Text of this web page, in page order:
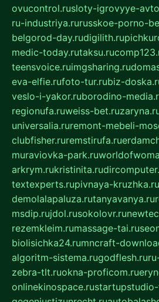
ovucontrol.rusloty-igrovyye-
ru-industriya.rurusskoe-porno-
belgorod-day.rudigilith.ru
medic-today.rutaksu.ru
teensvoice.ruimgsharing.ru
eva-elfie.rufoto-tur.rubiz-
veslo-i-yakor.ruborodino-
regionufa.ruweiss-bet.ru
universalia.ruremont-mebeli-
clubfisher.ruremstirufa.ru
muraviovka-park.ru
arkrym.rukristinita.ru
textexperts.rupivnaya-kruzhka.ru
demolalapaluza.rutanyavanya.ru
msdip.rujdol.rusokolovr.ru
rezemkleim.rumassage-tai.ru
biolisichka24.rumncraft-
algoritm-sistema.rugodflesh.ru
zebra-tlt.ruokna-proficom.ru
onlinekinospace.ru